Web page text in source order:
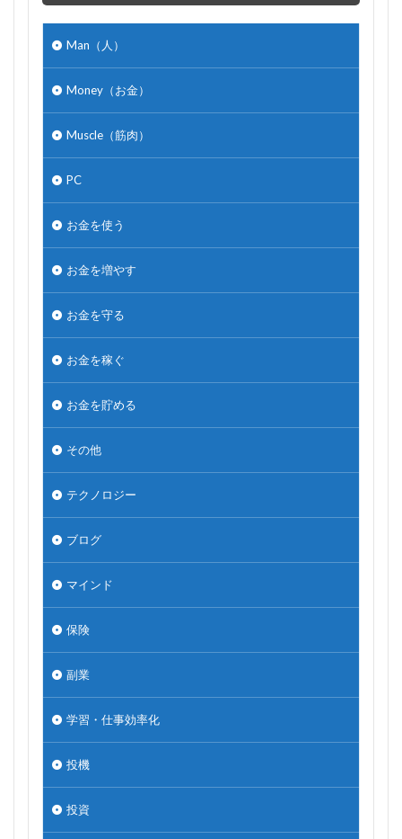
Man（人）
Money（お金）
Muscle（筋肉）
PC
お金を使う
お金を増やす
お金を守る
お金を稼ぐ
お金を貯める
その他
テクノロジー
ブログ
マインド
保険
副業
学習・仕事効率化
投機
投資